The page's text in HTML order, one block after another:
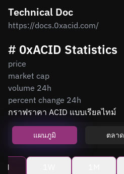
Technical Doc
https://docs.0xacid.com/
# 0xACID Statistics
price
market cap
volume 24h
percent change 24h
กราฟราคา ACID แบบเรียลไทม์
แผนภูมิ ตลาด